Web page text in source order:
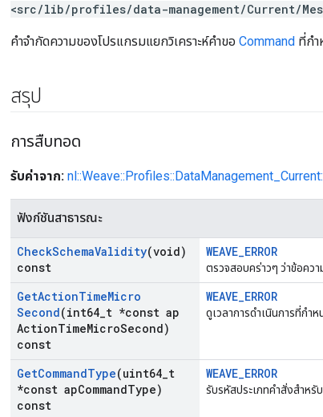
<src/lib/profiles/data-management/Current/
คำจำกัดความของโปรแกรมแยกวิเคราะห์คำขอ Command ที่กำ
สรุป
การสืบทอด
รับค่าจาก:
ฟังก์ชันสาธารณะ
CheckSchemaValidity(void)
const
WEAVE_ERROR
ตรวจสอบคร่าวๆ ว่าข้อคว
GetActionTimeMicro
Second(int64 t *const ap
ActionTimeMicroSecond)
const
WEAVE_ERROR
ดูเวลาการดำเนินการที่กำ
GetCommandType(uint64 t
*const apCommandType)
const
WEAVE_ERROR
รับรหัสประเภทคำสั่งสำหรั